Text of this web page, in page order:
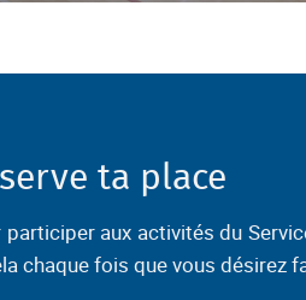
ta place
participer aux activités du
chaque fois que vous désirez